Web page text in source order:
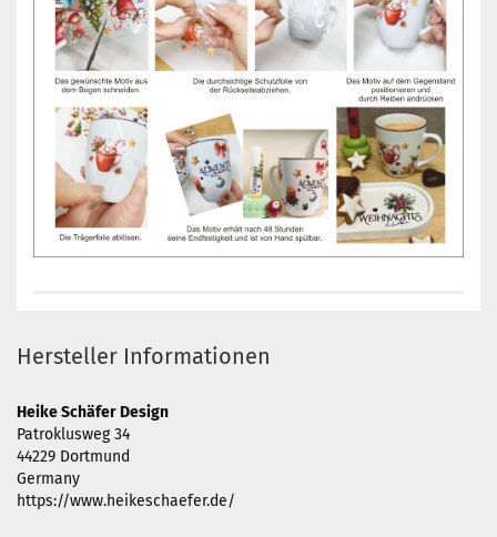
Hersteller Informationen
Heike Schäfer Design
Patroklusweg 34
44229 Dortmund
Germany
https://www.heikeschaefer.de/